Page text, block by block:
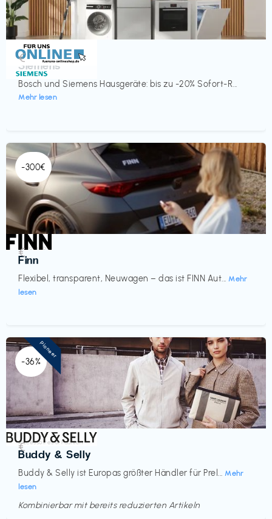
Küche & Haushalt
Siemens
Bosch und Siemens Hausgeräte: bis zu -20% Sofort-R...
Mehr lesen
€‎
-300€
Automobil
Finn
Flexibel, transparent, Neuwagen – das ist FINN Aut... Mehr
lesen
€‎
-36%
Accessoires & Fashion
Buddy & Selly
Buddy & Selly ist Europas größter Händler für Prel... Mehr
lesen
€‎
Kombinierbar mit bereits reduzierten Artikeln
Pioneer